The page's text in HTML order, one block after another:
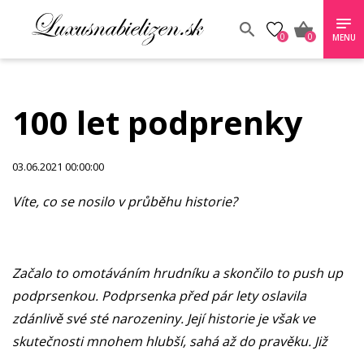
0 0 MENU
100 let podprenky
03.06.2021 00:00:00
Víte, co se nosilo v průběhu historie?
Začalo to omotáváním hrudníku a skončilo to push up
podprsenkou. Podprsenka před pár lety oslavila
zdánlivě své sté narozeniny. Její historie je však ve
skutečnosti mnohem hlubší, sahá až do pravěku. Již